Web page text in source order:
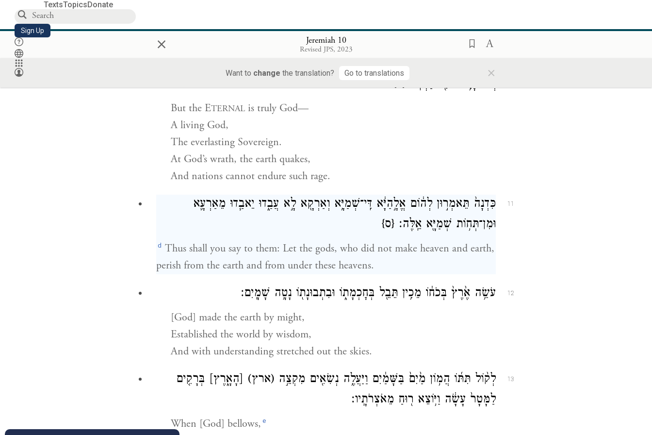
TextsTopicsDonate
Sign Up × Jeremiah 10
Revised JPS, 2023
Want to change the translation? Go to translations ×
All of them are the product of skilled workers.
וְלֹא־יָכִ֥לוּ גוֹיִ֖ם זַעְמֽוֹ׃{פ}
But the ETERNAL is truly God—
A living God,
The everlasting Sovereign.
At God’s wrath, the earth quakes,
And nations cannot endure such rage.
11
כִּדְנָה֙ תֵּאמְר֣וּן לְה֔וֹם אֱלָ֣הַיָּ֔א דִּֽי־שְׁמַיָּ֥א וְאַרְקָ֖א לָ֣א עֲבַ֑דוּ יֵאבַ֧דוּ מֵאַרְעָ֛א
וּמִן־תְּח֥וֹת שְׁמַיָּ֖א אֵֽלֶּה׃ {ס}
d Thus shall you say to them: Let the gods, who did not make heaven and earth,
perish from the earth and from under these heavens.
12 עֹשֵׂ֥ה אֶ֙רֶץ֙ בְּכֹח֔וֹ מֵכִ֥ין תֵּבֵ֖ל בְּחׇכְמָת֑וֹ וּבִתְבוּנָת֖וֹ נָטָ֥ה שָׁמָֽיִם׃
[God] made the earth by might,
Established the world by wisdom,
And with understanding stretched out the skies.
13 לְק֨וֹל תִּתּ֜וֹ הֲמ֥וֹן מַ֙יִם֙ בַּשָּׁמַ֔יִם וַיַּעֲלֶ֥ה נְשִׂאִ֖ים מִקְצֵ֣ה (ארץ) [הָאָ֑רֶץ] בְּרָקִ֤ים
לַמָּטָר֙ עָשָׂ֔ה וַיּ֥וֹצֵא ר֖וּחַ מֵאֹצְרֹתָֽיו׃
When [God] bellows, e